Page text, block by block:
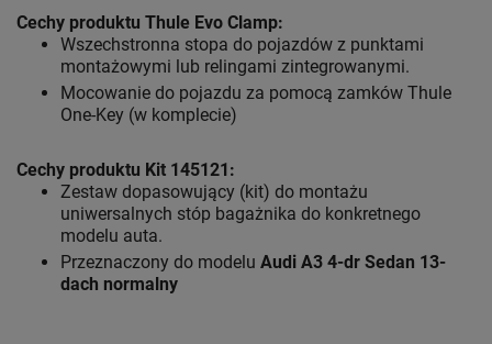
Cechy produktu Thule Evo Clamp:
Wszechstronna stopa do pojazdów z punktami
montażowymi lub relingami zintegrowanymi.
Mocowanie do pojazdu za pomocą zamków Thule
One-Key (w komplecie)
Cechy produktu Kit 145121:
Zestaw dopasowujący (kit) do montażu
uniwersalnych stóp bagażnika do konkretnego
modelu auta.
Przeznaczony do modelu Audi A3 4-dr Sedan 13-
dach normalny